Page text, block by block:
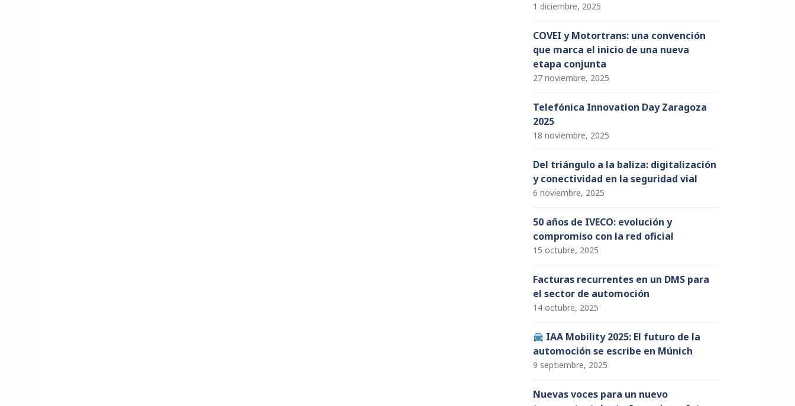
1 diciembre, 2025
COVEI y Motortrans: una convención
que marca el inicio de una nueva
etapa conjunta
27 noviembre, 2025
Telefónica Innovation Day Zaragoza
2025
18 noviembre, 2025
Del triángulo a la baliza: digitalización
y conectividad en la seguridad vial
6 noviembre, 2025
50 años de IVECO: evolución y
compromiso con la red oficial
15 octubre, 2025
Facturas recurrentes en un DMS para
el sector de automoción
14 octubre, 2025
IAA Mobility 2025: El futuro de la
automoción se escribe en Múnich
9 septiembre, 2025
Nuevas voces para un nuevo